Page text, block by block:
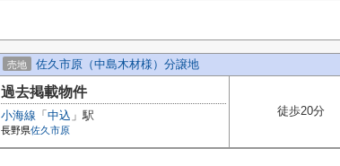
売地 佐久市原（中島木材様）分譲地
過去掲載物件
小海線 「 中込 」駅
長野県佐久市原
徒歩20分